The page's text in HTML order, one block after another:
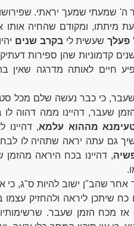
ה' שמעתי שמעך יראתי.
מיתתו, ומקודם שהחיה אותו
פעלךשעשית ליבקרב שנים
קדמוניות שהן ספירות
חיים לאותה מדרגה שאין
כי כבר נעשה שלם מכל
שעבר, דהיינו ממה דהוה
מההוא עלמא, דהיינו
גם עתה יראה שתהיה לו
, דהיינו בכח היראה
אחר שהב"ן ישוב להיות ס"ג, כי
כח שיתכן ליראה ולהחזיק
אז מכח הזמן שעבר.